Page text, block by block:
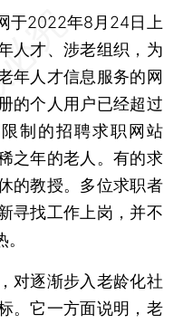
2022年8月24日上
人才、涉老组织，为
年人才信息服务的网
的个人用户已经超过
制的招聘求职网站
之年的老人。有的求
的教授。多位求职者
寻找工作上岗，并不
逐渐步入老龄化社
。它一方面说明，老